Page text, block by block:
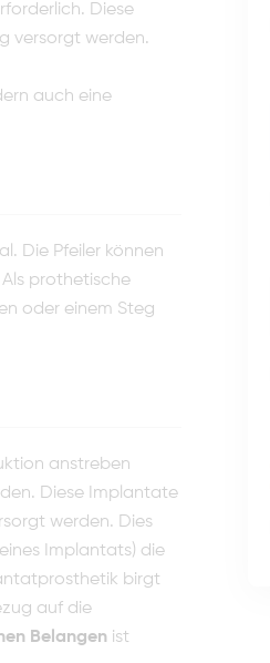
Diese
versorgt werden.
auch eine
Die Pfeiler können
prothetische
oder einem Steg
anstreben
Diese Implantate
werden. Dies
Implantats) die
birgt
auf die
Belangen ist